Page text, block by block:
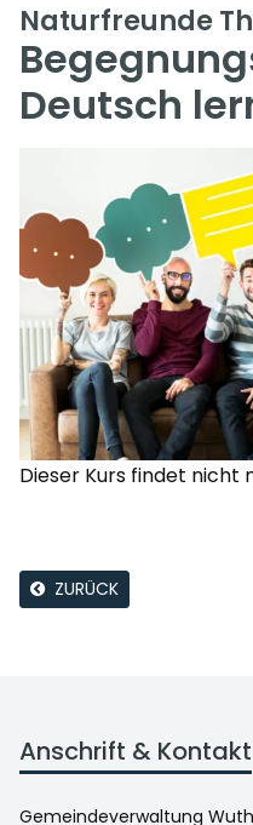
Naturfreunde
Deutsch
Dieser Kurs findet nicht
ZURÜCK
Anschrift & Kontakt
Gemeindeverwaltung